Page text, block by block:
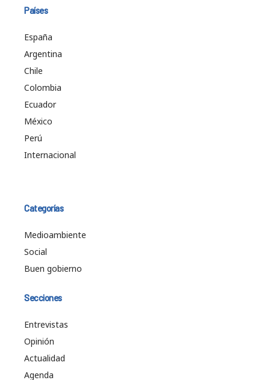
Países
España
Argentina
Chile
Colombia
Ecuador
México
Perú
Internacional
Categorías
Medioambiente
Social
Buen gobierno
Secciones
Entrevistas
Opinión
Actualidad
Agenda